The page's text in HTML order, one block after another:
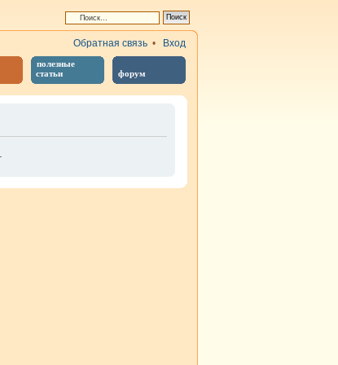
полезные
статьи
форум
Обратная связь • Вход